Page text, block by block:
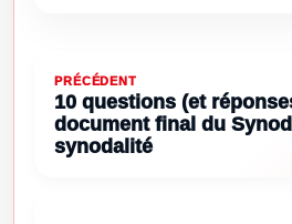
PRÉCÉDENT
10 questions (et
document final du
synodalité